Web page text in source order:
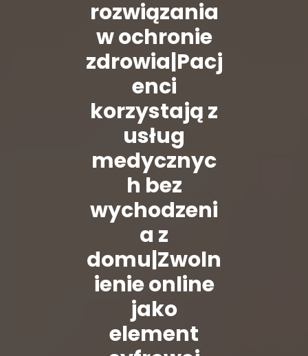
rozwiązania
w ochronie
zdrowia|Pacj
enci
korzystają z
usług
medycznyc
h bez
wychodzeni
a z
domu|Zwoln
ienie online
jako
element